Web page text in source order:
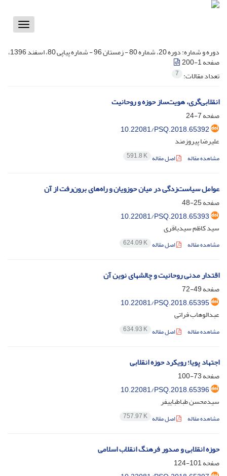
Toggle
دوره و شماره:
دوره 20، شماره 80 - زمستان 96 - شماره پیاپی 80، اسفند 1396،
صفحه 1-200
تعداد مقالات: 7
انقلابی‌گری، هویت‌ساز حوزه و روحانیت‌
صفحه7-24
10.22081/PSQ.2018.65392
علیرضا پیروزمند
مشاهده مقاله اصل مقاله 591.8 K
عوامل سیاست‌زدگی در میان حوزویان و راه‌های برون‌رفت از آن
صفحه25-48
10.22081/PSQ.2018.65393
سید کاظم سیدباقری
مشاهده مقاله اصل مقاله 624.09 K
اقتدار مدنی روحانیت و چالش‏های نوین آن
صفحه49-72
10.22081/PSQ.2018.65395
عبدالوهاب فراتی
مشاهده مقاله اصل مقاله 634.93 K
اجتهاد پویا؛ رویکرد حوزه انقلابی
صفحه73-100
10.22081/PSQ.2018.65396
سیدمحسن طباطبایی‎فر
مشاهده مقاله اصل مقاله 757.97 K
حوزه انقلابی و صدور فرهنگ انقلاب اسلامی
صفحه101-124